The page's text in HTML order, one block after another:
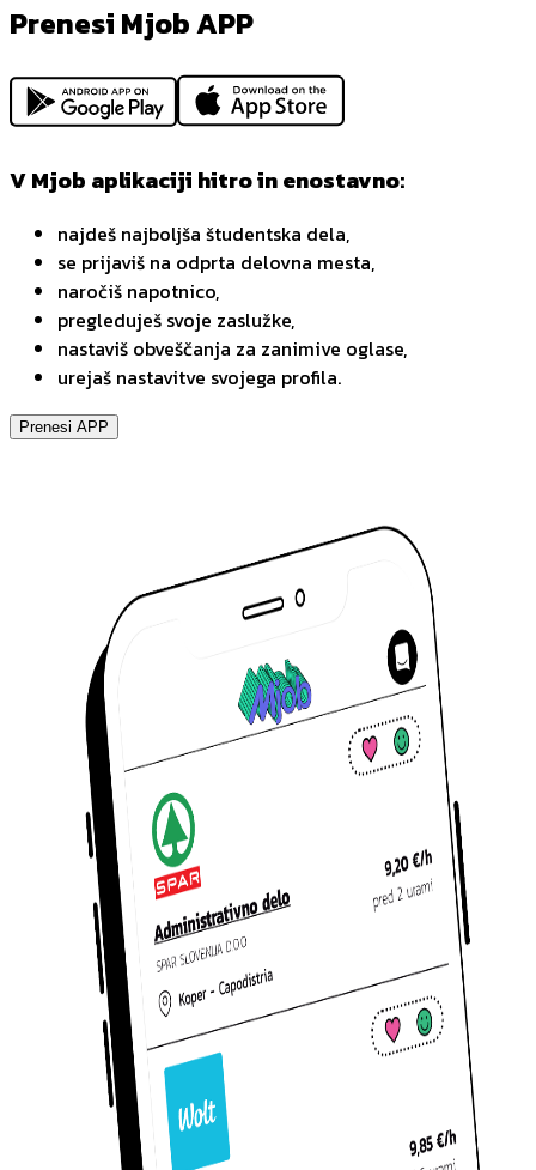
Prenesi Mjob APP
V Mjob aplikaciji hitro in enostavno:
najdeš najboljša študentska dela,
se prijaviš na odprta delovna mesta,
naročiš napotnico,
pregleduješ svoje zaslužke,
nastaviš obveščanja za zanimive oglase,
urejaš nastavitve svojega profila.
Prenesi APP